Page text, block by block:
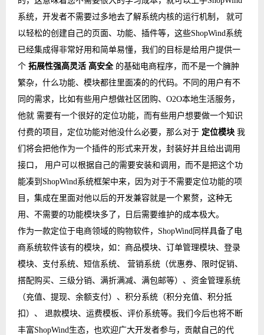
系统，开发者不需要过多地去了解系统内核的运行机制， 就可
以轻松的创建自己的页面、功能、插件等，这些ShopWind系统
已经集成得非常好用和简单易懂，我们的目标是给用户提供一
个 拓展性强高灵活 高安全的基础电商程序，而不是一个臃肿
繁杂，什么功能、模块都往里面凑的的代码。不同的用户有不
同的需求，比如有些用户想做社区团购、O2O本地生活服务，
他就 需要有一个很好的定位功能，而有些用户想要做一个知识
付费的项目，定位功能对他没什么必要，那么对于 定位模块 我
们将会把他作为一个插件的形式来开发，封装好并且给出调用
接口， 用户可以根据自己的需要安装和调用，而不是把这个功
能凑到ShopWind系统框架中来，因为对于不需要定位功能的项
目，集成在里面对他以后的开发兼容就是一个累赘，这种无
用、不需要的功能模块多了，日后需要维护的成本极大。
作为一款定位于电商领域的购物软件，ShopWind同样具备了电
商系统软件该有的模块，如：商品模块、订单管理模块、登录
模块、支付系统、短信系统、 营销系统（优惠券、限时促销、
搭配购买、三级分销、满折满减、满包邮等）、资金管理系统
（充值、提现、余额支付）、积分系统（积分充值、积分抵
扣）、 退款模块、运费模板、评价系统等。我们今后也将不断
丰富ShopWind生态，也欢迎广大开发者参与，贡献自己的代